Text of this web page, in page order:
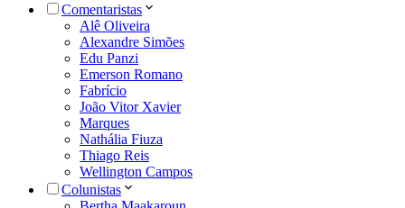
Comentaristas
Alê Oliveira
Alexandre Simões
Edu Panzi
Emerson Romano
Fabrício
João Vitor Xavier
Marques
Nathália Fiuza
Thiago Reis
Wellington Campos
Colunistas